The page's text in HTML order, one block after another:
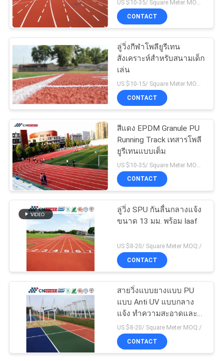
PRIVACY
POLICY
CONTACT
ลู่วิ่งกีฬาโพลียูรีเทน
สังเคราะห์สำหรับสนามเด็ก
เล่น
CONTACT
สีแดง EPDM Granule PU
Running Track เทสารโพลี
ยูรีเทนแบบเต็ม
CONTACT
ลู่วิ่ง SPU กันลื่นกลางแจ้ง
ขนาด 13 มม. พร้อม Iaaf
US $8-20/ Square Meter MOQ:/
CONTACT
สายวิ่งแบบยางแบบ PU
แบบ Anti UV แบบกลาง
แจ้ง ทําความสะอาดและ
บํารุงรักษาง่าย
US $8-20/ Square Meter MOQ:/
CONTACT